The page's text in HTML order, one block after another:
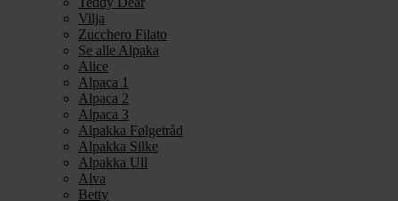
Vilja
Zucchero Filato
Se alle Alpaka
Alice
Alpaca 1
Alpaca 2
Alpaca 3
Alpakka Følgetråd
Alpakka Silke
Alpakka Ull
Alva
Betty